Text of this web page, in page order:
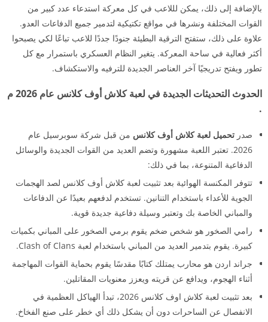
بالإضافة إلى ذلك، يمكن لللاعب في كل معركة استدعاء عدد كبير من
القوات المختلفة ونشرها في مواقع تكتيكية لتدمير جميع الدفاعات العدو.
علاوة على ذلك، ستفتح الترقية البطيئة جنودًا جددًا للاعب تباعًا لكي يصبحوا
أكثر فعالية في ساحة المعركة. يتغير النظام العسكري باستمرار مع كل
تطور ويفتح تدريجيًا آخر العناصر الجديدة للترفيه والاستكشاف.
الحدوث التحديثات الجديدة في لعبة كلاش أوف كلانس عام 2026 م
.
صدر تحميل لعبة كلاش أوف كلانس من قبل شركة سوبرسيل عام
2026. تعتبر اللعبة مشهورة وتضم العديد من القوات الجديدة والوسائل
الدفاعية المتنوعة، بما في ذلك:
تتوفر المكنسة الهوائية بعد تثبيت لعبة كلاش أوف كلانس لصد الهجمات
الجوية للأعداء باستخدام التنانين. تستخدم لدفعهم بعيدًا عن الدفاعات
والمباني الخاصة بك وتعتبر وسيلة دفاعية جديدة قوية.
رامي الصخور هو شخص ضخم يقوم برمي الصخور على المباني بكميات
كبيرة. يقوم بتدمير العديد من المباني باستخدام لعبة Clash of Clans.
جراند اردن هو محارب يمتلك كتابًا مقدسًا يقوم بحماية القوات المهاجمة
أثناء الهجوم، ويدافع عن قريته ويعزز معنويات المقاتلين.
بعد تثبيت لعبة كلاش اوف كلانس 2026، تبدأ الهياكل العظمية في
الانفصال عن الساحرات دون أن يشكل ذلك أي خطر على صنع الفخاخ.